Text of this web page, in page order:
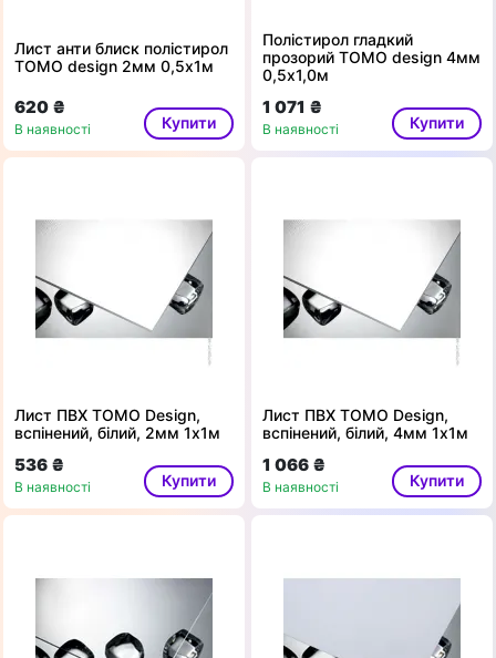
Лист анти блиск полістирол
ТОМО design 2мм 0,5х1м
620 ₴
В наявності Купити
Полістирол гладкий
прозорий ТОМО design 4мм
0,5х1,0м
1 071 ₴
В наявності Купити
Лист ПВХ TOMO Design,
вспінений, білий, 2мм 1х1м
536 ₴
В наявності Купити
Лист ПВХ TOMO Design,
вспінений, білий, 4мм 1х1м
1 066 ₴
В наявності Купити